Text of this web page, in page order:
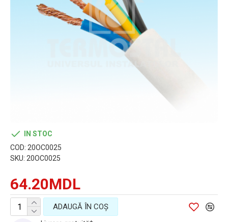
64.20MDL
IN STOC
COD: 20OC0025
SKU: 20OC0025
ADAUGĂ ÎN COŞ